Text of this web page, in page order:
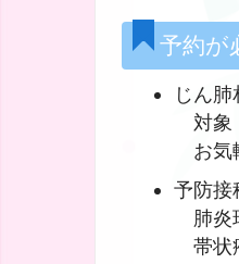
予約が
じん肺
対象
お
予防接
肺炎
帯状